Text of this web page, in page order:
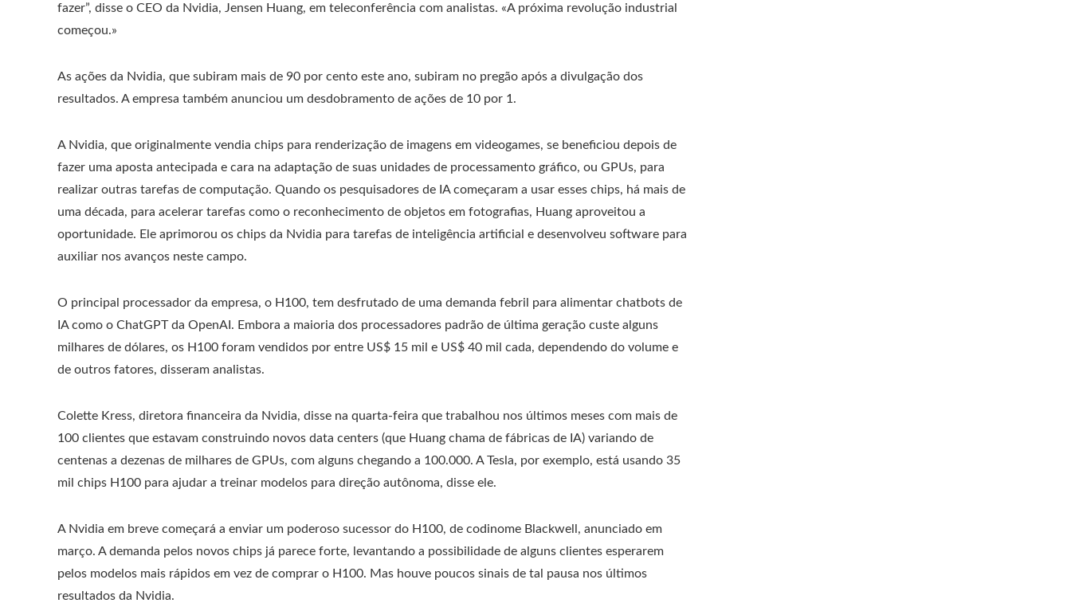
fazer”, disse o CEO da Nvidia, Jensen Huang, em teleconferência com analistas. «A próxima revolução industrial
começou.»
As ações da Nvidia, que subiram mais de 90 por cento este ano, subiram no pregão após a divulgação dos
resultados. A empresa também anunciou um desdobramento de ações de 10 por 1.
A Nvidia, que originalmente vendia chips para renderização de imagens em videogames, se beneficiou depois de
fazer uma aposta antecipada e cara na adaptação de suas unidades de processamento gráfico, ou GPUs, para
realizar outras tarefas de computação. Quando os pesquisadores de IA começaram a usar esses chips, há mais de
uma década, para acelerar tarefas como o reconhecimento de objetos em fotografias, Huang aproveitou a
oportunidade. Ele aprimorou os chips da Nvidia para tarefas de inteligência artificial e desenvolveu software para
auxiliar nos avanços neste campo.
O principal processador da empresa, o H100, tem desfrutado de uma demanda febril para alimentar chatbots de
IA como o ChatGPT da OpenAI. Embora a maioria dos processadores padrão de última geração custe alguns
milhares de dólares, os H100 foram vendidos por entre US$ 15 mil e US$ 40 mil cada, dependendo do volume e
de outros fatores, disseram analistas.
Colette Kress, diretora financeira da Nvidia, disse na quarta-feira que trabalhou nos últimos meses com mais de
100 clientes que estavam construindo novos data centers (que Huang chama de fábricas de IA) variando de
centenas a dezenas de milhares de GPUs, com alguns chegando a 100.000. A Tesla, por exemplo, está usando 35
mil chips H100 para ajudar a treinar modelos para direção autônoma, disse ele.
A Nvidia em breve começará a enviar um poderoso sucessor do H100, de codinome Blackwell, anunciado em
março. A demanda pelos novos chips já parece forte, levantando a possibilidade de alguns clientes esperarem
pelos modelos mais rápidos em vez de comprar o H100. Mas houve poucos sinais de tal pausa nos últimos
resultados da Nvidia.